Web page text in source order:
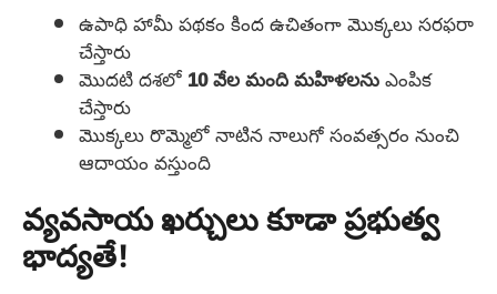
ఉపాధి హామీ పథకం కింద ఉచితంగా మొక్కలు సరఫరా
చేస్తారు
మొదటి దశలో10 వేల మంది మహిళలనుఎంపిక
చేస్తారు
మొక్కలు రొమ్మెలో నాటిన నాలుగో సంవత్సరం నుంచి
ఆదాయం వస్తుంది
వ్యవసాయ ఖర్చులు కూడా ప్రభుత్వ
భాద్యతే!